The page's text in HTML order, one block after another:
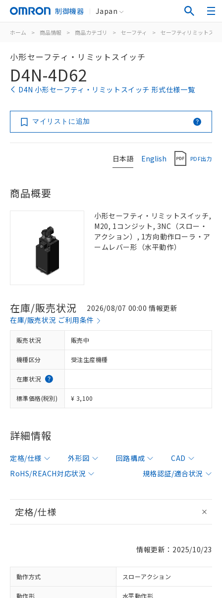
制御機器 Japan
ホーム > 商品情報 > 商品カテゴリ > セーフティ > セーフティリミットスイ
小形セーフティ・リミットスイッチ
D4N-4D62
D4N 小形セーフティ・リミットスイッチ 形式仕様一覧
マイリストに追加
日本語 English PDF出力
商品概要
小形セーフティ・リミットスイッチ,
M20, 1コンジット, 3NC（スロー・
アクション）, 1方向動作ローラ・ア
ームレバー形（水平動作）
在庫/販売状況
2026/08/07 00:00 情報更新
在庫/販売状況 ご利用条件
販売状況 販売中
機種区分 受注生産機種
在庫状況
標準価格(税別) ¥ 3,100
詳細情報
定格/仕様 外形図 回路構成
CAD
RoHS/REACH対応状況
規格認証/適合状況
定格/仕様
情報更新：2025/10/23
動作方式 スローアクション
動作形 水平動作形